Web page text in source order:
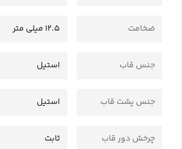
ضخامت 12.5 میلی متر
جنس قاب استیل
جنس پشت قاب استیل
چرخش دور قاب ثابت